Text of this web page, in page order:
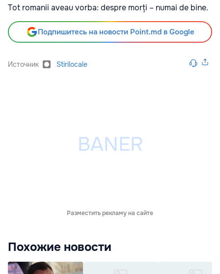
Tot romanii aveau vorba: despre morți – numai de bine.
Подпишитесь на новости Point.md в Google
Источник Stirilocale
Разместить рекламу на сайте
Похожие новости